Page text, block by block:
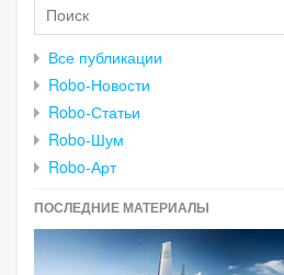
Все публикации
Robo-Новости
Robo-Статьи
Robo-Шум
Robo-Арт
ПОСЛЕДНИЕ МАТЕРИАЛЫ